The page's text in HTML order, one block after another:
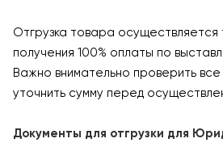
Отгрузка товара осуществляется
получения 100% оплаты по
Важно внимательно проверить
уточнить сумму перед
Документы для отгрузки для